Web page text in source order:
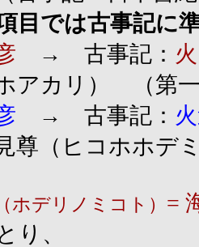
目では古事記に
→ 古事記：
アカリ） （第
→ 古事記：
尊（ヒコホホデ
（ホデリノミコト） =
り、